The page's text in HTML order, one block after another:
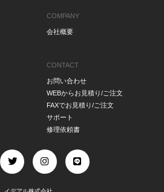
COMPANY
会社概要
CONTACT
お問い合わせ
WEBからお見積り/ご注文
FAXでお見積り/ご注文
サポート
修理依頼書